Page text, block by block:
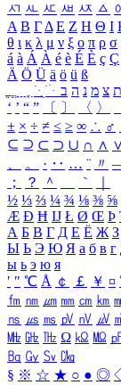
ㅺ ㅻ ㅼ ㅽ ㅾ ㅿ
Α Β ΓΔ Ε Ζ Η Θ Ι
θ ι κ λ μ ν ξ ο π ρ σ
á à Á À é è É È ç Ç
Ä Ö Ü ä ö ü ß
ִֶֹ ֻּ ׁׂ ת צ מ נ ה ב
‘ ’ “ ” 〔 〕 〈 〉
± × ÷ ≠ ≤ ≥ ∞ ∴ ♂
⊆ ⊇ ⊂ ⊃ ∪ ∩ ∧ ∨
、
。 · ‥ … ¨ 〃
；
？ ＾ ｀
½ ⅓ ⅔ ¼ ¾ ⅛ ⅜ ⅝
Æ Ð Ħ Ĳ Ł Ø Œ Þ
А Б В Г Д Е Ё Ж З
Ы Ь Э Ю Я а б в г
ы ь э ю я
′ ″ ℃ Å ￠ ￡ ￥ ¤
㎙ ㎚ ㎛ ㎜ ㎝ ㎞
㎱ ㎲ ㎳ ㎴ ㎵ ㎶
㎒ ㎓ ㎔ Ω ㏀ ㏁
㏃ ㏉ ㏜ ㏆
§ ※ ☆ ★ ○ ● ◎